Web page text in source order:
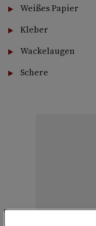
Weißes Papier
Kleber
Wackelaugen
Schere